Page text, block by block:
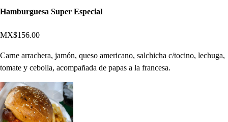
Hamburguesa Super Especial
MX$156.00
Carne arrachera, jamón, queso americano, salchicha c/tocino, lechuga,
tomate y cebolla, acompañada de papas a la francesa.